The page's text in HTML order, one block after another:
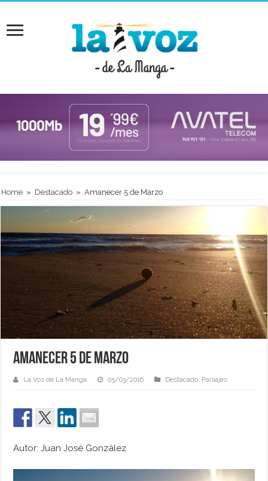
Home » Destacado » Amanecer 5 de Marzo
Amanecer 5 de Marzo
La Voz de La Manga 05/03/2016 Destacado, Paisajes
Autor: Juan José González